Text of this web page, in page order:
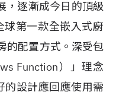
，逐漸成今日的頂級
第一款全嵌入式廚
的配置方式。深受包
Function）」理念
的設計應回應使用需